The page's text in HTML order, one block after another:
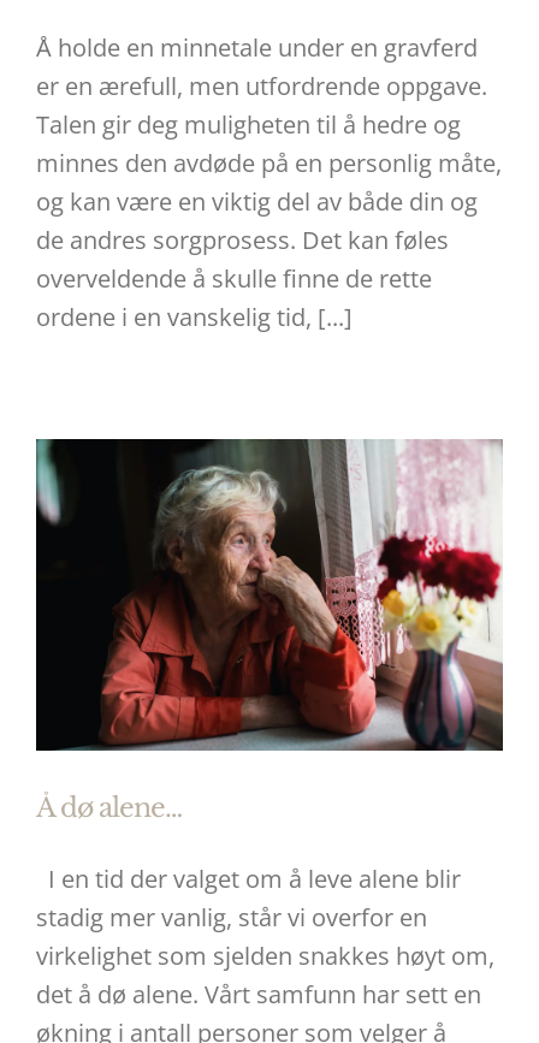
Å holde en minnetale under en gravferd
er en ærefull, men utfordrende oppgave.
Talen gir deg muligheten til å hedre og
minnes den avdøde på en personlig måte,
og kan være en viktig del av både din og
de andres sorgprosess. Det kan føles
overveldende å skulle finne de rette
ordene i en vanskelig tid, [...]
Å dø alene…
I en tid der valget om å leve alene blir
stadig mer vanlig, står vi overfor en
virkelighet som sjelden snakkes høyt om,
det å dø alene. Vårt samfunn har sett en
økning i antall personer som velger å